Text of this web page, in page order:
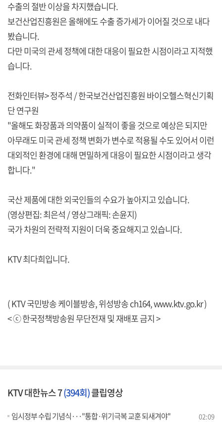
수출의 절반 이상을 차지했습니다.
보건산업진흥원은 올해에도 수출 증가세가 이어질 것으로 내다
봤습니다.
다만 미국의 관세 정책에 대한 대응이 필요한 시점이라고 지적했
습니다.
전화인터뷰> 정주석 / 한국보건산업진흥원 바이오헬스혁신기획
단 연구원
"올해도 화장품과 의약품이 실적이 좋을 것으로 예상은 되지만
아무래도 미국 관세 정책 변화가 변수로 적용될 수도 있어서 이런
대외적인 환경에 대해 면밀하게 대응이 필요한 시점이라고 생각
합니다."
국산 제품에 대한 외국인들의 수요가 높아지고 있습니다.
(영상편집: 최은석 / 영상그래픽: 손윤지)
국가 차원의 전략적 지원이 더욱 중요해지고 있습니다.
KTV 최다희입니다.
( KTV 국민방송 케이블방송, 위성방송 ch164,www.ktv.go.kr)
< ⓒ 한국정책방송원 무단전재 및 재배포 금지 >
KTV 대한뉴스 7(394회)클립영상
임시정부 수립 기념식···"통합·위기극복 교훈 되새겨야" 02:09